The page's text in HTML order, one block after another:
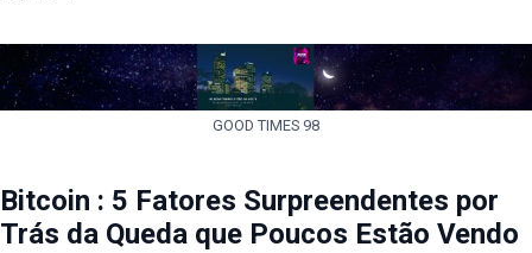
GOOD TIMES 98
Bitcoin : 5 Fatores Surpreendentes por
Trás da Queda que Poucos Estão Vendo